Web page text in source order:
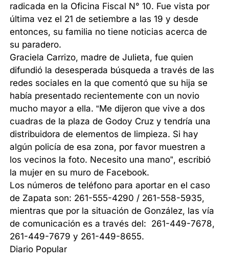
radicada en la Oficina Fiscal N° 10. Fue vista por
última vez el 21 de setiembre a las 19 y desde
entonces, su familia no tiene noticias acerca de
su paradero.
Graciela Carrizo, madre de Julieta, fue quien
difundió la desesperada búsqueda a través de las
redes sociales en la que comentó que su hija se
había presentado recientemente con un novio
mucho mayor a ella. “Me dijeron que vive a dos
cuadras de la plaza de Godoy Cruz y tendría una
distribuidora de elementos de limpieza. Si hay
algún policía de esa zona, por favor muestren a
los vecinos la foto. Necesito una mano”, escribió
la mujer en su muro de Facebook.
Los números de teléfono para aportar en el caso
de Zapata son: 261-555-4290 / 261-558-5935,
mientras que por la situación de González, las vía
de comunicación es a través del: 261-449-7678,
261-449-7679 y 261-449-8655.
Diario Popular